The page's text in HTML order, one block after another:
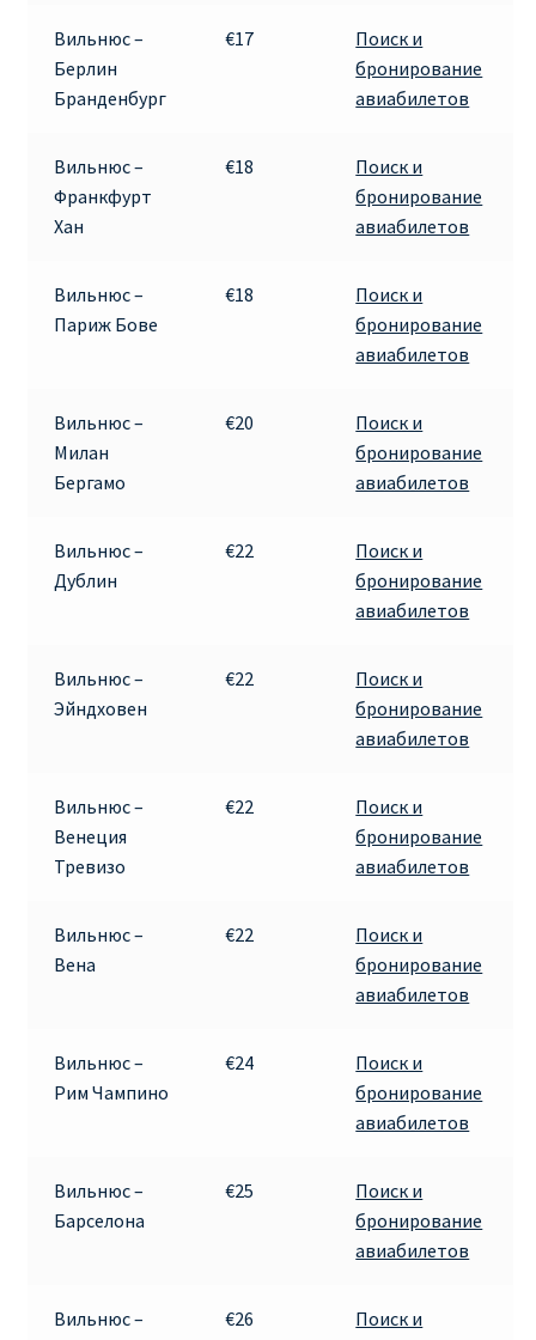
Вильнюс –
Берлин
Бранденбург
€17
Поиск и
бронирование
авиабилетов
Вильнюс –
Франкфурт
Хан
€18
Поиск и
бронирование
авиабилетов
Вильнюс –
Париж Бове
€18
Поиск и
бронирование
авиабилетов
Вильнюс –
Милан
Бергамо
€20
Поиск и
бронирование
авиабилетов
Вильнюс –
Дублин
€22
Поиск и
бронирование
авиабилетов
Вильнюс –
Эйндховен
€22
Поиск и
бронирование
авиабилетов
Вильнюс –
Венеция
Тревизо
€22
Поиск и
бронирование
авиабилетов
Вильнюс –
Вена
€22
Поиск и
бронирование
авиабилетов
Вильнюс –
Рим Чампино
€24
Поиск и
бронирование
авиабилетов
Вильнюс –
Барселона
€25
Поиск и
бронирование
авиабилетов
Вильнюс –
€26
Поиск и